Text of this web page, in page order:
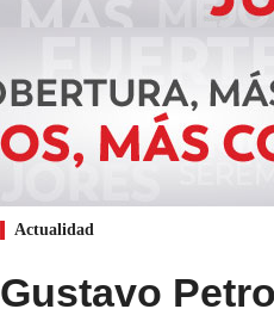
Actualidad
Gustavo